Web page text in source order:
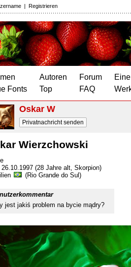
| Registrieren
Fonts
Autoren
Top
Forum
FAQ
Oskar W
Privatnachricht senden
Wierzchowski
26.10.1997 (28 Jahre alt, Skorpion)
(Rio Grande do Sul)
jest jakiś problem na bycie mądry?